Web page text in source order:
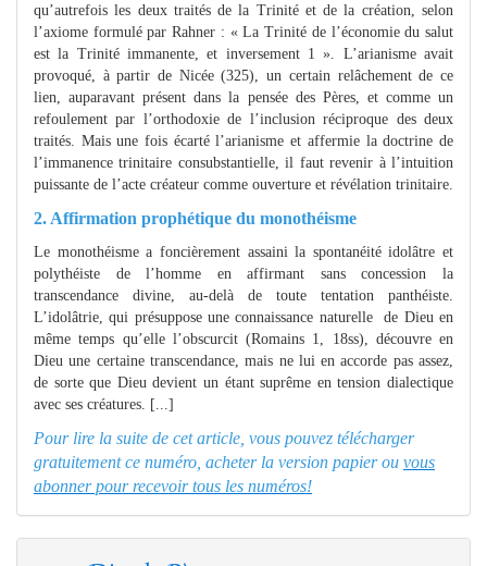
qu’autrefois les deux traités de la Trinité et de la création, selon
l’axiome formulé par Rahner : « La Trinité de l’économie du salut
est la Trinité immanente, et inversement 1 ». L’arianisme avait
provoqué, à partir de Nicée (325), un certain relâchement de ce
lien, auparavant présent dans la pensée des Pères, et comme un
refoulement par l’orthodoxie de l’inclusion réciproque des deux
traités. Mais une fois écarté l’arianisme et affermie la doctrine de
l’immanence trinitaire consubstantielle, il faut revenir à l’intuition
puissante de l’acte créateur comme ouverture et révélation trinitaire.
2. Affirmation prophétique du monothéisme
Le monothéisme a foncièrement assaini la spontanéité idolâtre et
polythéiste de l’homme en affirmant sans concession la
transcendance divine, au-delà de toute tentation panthéiste.
L’idolâtrie, qui présuppose une connaissance naturelle de Dieu en
même temps qu’elle l’obscurcit (Romains 1, 18ss), découvre en
Dieu une certaine transcendance, mais ne lui en accorde pas assez,
de sorte que Dieu devient un étant suprême en tension dialectique
avec ses créatures. [...]
Pour lire la suite de cet article, vous pouvez télécharger
gratuitement ce numéro, acheter la version papier ou vous
abonner pour recevoir tous les numéros!